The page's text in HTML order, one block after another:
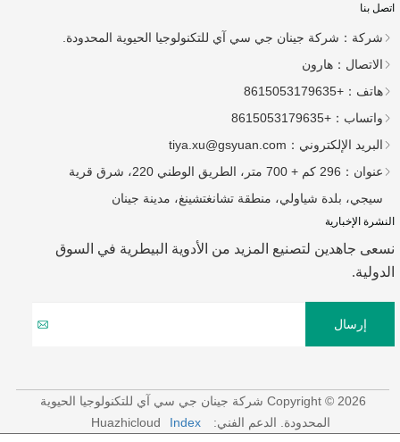
اتصل بنا
شركة： شركة جينان جي سي آي للتكنولوجيا الحيوية المحدودة.
الاتصال： هارون
هاتف： +8615053179635
واتساب： +8615053179635
البريد الإلكتروني： tiya.xu@gsyuan.com
عنوان：
296 كم + 700 متر، الطريق الوطني 220، شرق قرية
سيجي، بلدة شياولي، منطقة تشانغتشينغ، مدينة جينان
النشرة الإخبارية
نسعى جاهدين لتصنيع المزيد من الأدوية البيطرية في السوق
الدولية.
إرسال
Copyright © 2026 شركة جينان جي سي آي للتكنولوجيا الحيوية
المحدودة. الدعم الفني: Huazhicloud Index